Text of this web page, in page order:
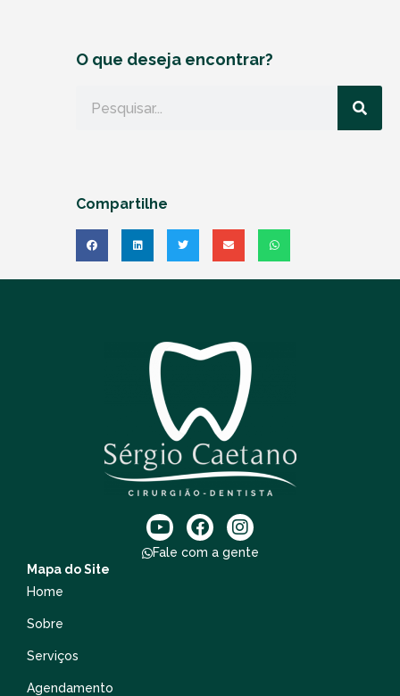
O que deseja encontrar?
Compartilhe
Fale com a gente
Mapa do Site
Home
Sobre
Serviços
Agendamento